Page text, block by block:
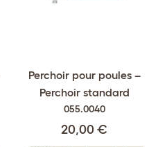
Perchoir pour poules –
Perchoir standard
055.0040
20,00 €